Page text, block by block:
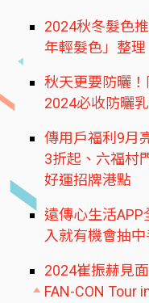
2024秋冬髮色
年輕髮色」整理
秋天更要防曬
2024必收防曬
傳用戶福利9月
3折起、六福村
好運招牌港點
遠傳心生活
入就有機會抽
2024崔振赫見
FAN-CON Tour